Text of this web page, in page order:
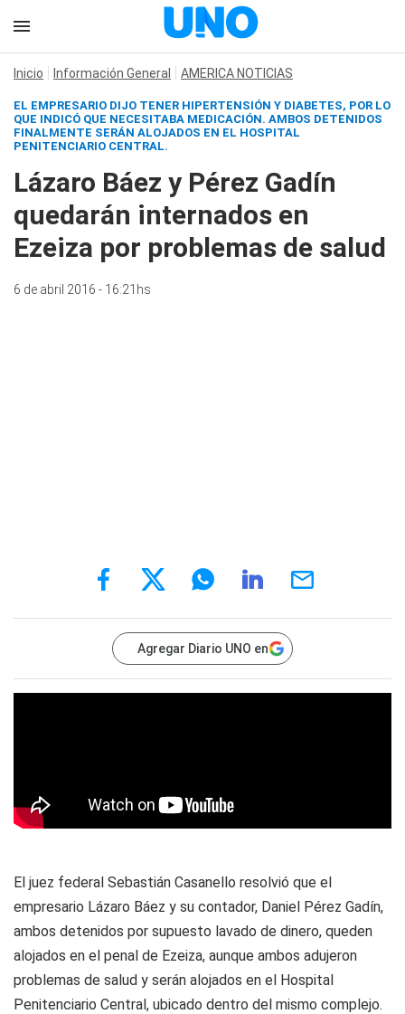
Inicio Información General AMERICA NOTICIAS
EL EMPRESARIO DIJO TENER HIPERTENSIÓN Y DIABETES, POR LO
QUE INDICÓ QUE NECESITABA MEDICACIÓN. AMBOS DETENIDOS
FINALMENTE SERÁN ALOJADOS EN EL HOSPITAL
PENITENCIARIO CENTRAL.
Lázaro Báez y Pérez Gadín
quedarán internados en
Ezeiza por problemas de salud
6 de abril 2016 - 16:21hs
Agregar Diario UNO en
El juez federal Sebastián Casanello resolvió que el
empresario Lázaro Báez y su contador, Daniel Pérez Gadín,
ambos detenidos por supuesto lavado de dinero, queden
alojados en el penal de Ezeiza, aunque ambos adujeron
problemas de salud y serán alojados en el Hospital
Penitenciario Central, ubicado dentro del mismo complejo.